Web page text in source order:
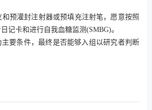
预灌封注射器或预填充注射笔，愿意按照
记卡和进行自我血糖监测(SMBG)。
要条件，最终是否能够入组以研究者判断